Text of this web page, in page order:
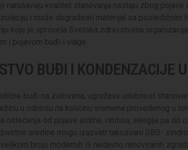
narušavaju kvalitet stanovanja nastaju zbog
i može degradirati materijal sa posledičnim
koje je sprovela Svetska zdravstvena
i pojavom buđi i vlage.
BUĐI I KONDENZACIJE
buđi na zidovima, ugrožava udobnost
u odnosu na količinu vremena provedenog u
oštećenja od pojave astme, rinitisa, alergija pa do
sredine mogu izazvati takozvani SBS-
broju modernih ili nedavno renoviranih